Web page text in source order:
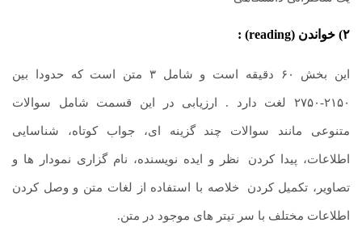
۲) خواندن (reading
) :
این بخش ۶۰ دقیقه است و شامل ۳ متن است که حدودا بین
۲۱۵۰-۲۷۵۰ لغت دارد . ارزیابی در این قسمت شامل سوالات
متنوعی مانند سوالات چند گزینه ای، جواب کوتاه، شناسایی
اطلاعات، پیدا کردن نظر و ایده نویسنده، نام گزاری نمودار ها و
تصاویر، تکمیل کردن خلاصه با استفاده از لغات متن و وصل کردن
اطلاعات مختلف با سر تیتر های موجود در متن.